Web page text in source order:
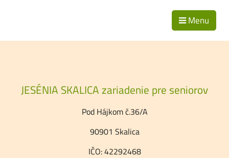
Menu
JESÉNIA SKALICA zariadenie pre seniorov
Pod Hájkom č.36/A
90901 Skalica
IČO: 42292468